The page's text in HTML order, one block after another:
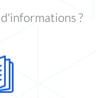
d'informations ?